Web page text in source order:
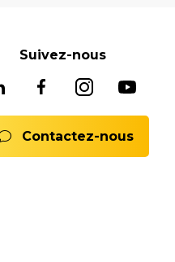
leur durabilité et
pour assurer
Notre équipe est
et vous
disposition pour
Suivez-nous
Contactez-nous